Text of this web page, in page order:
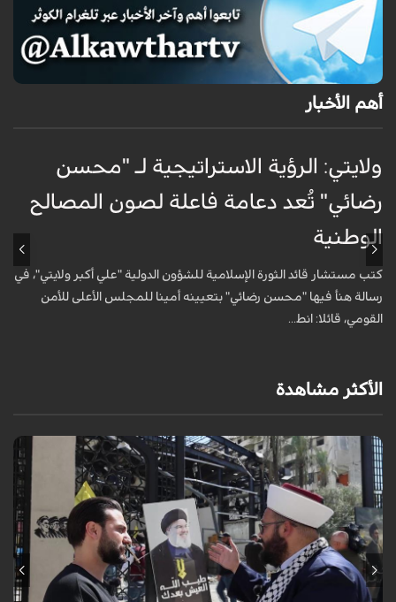
أهم الأخبار
ولايتي: الرؤية الاستراتيجية لـ "محسن
رضائي" تُعد دعامة فاعلة لصون المصالح
الوطنية
كتب مستشار قائد الثورة الإسلامية للشؤون الدولية "علي أكبر ولايتي"، في
رسالة هنأ فيها "محسن رضائي" بتعيينه أمينا للمجلس الأعلى للأمن
القومي، قائلا: انط...
الأكثر مشاهدة